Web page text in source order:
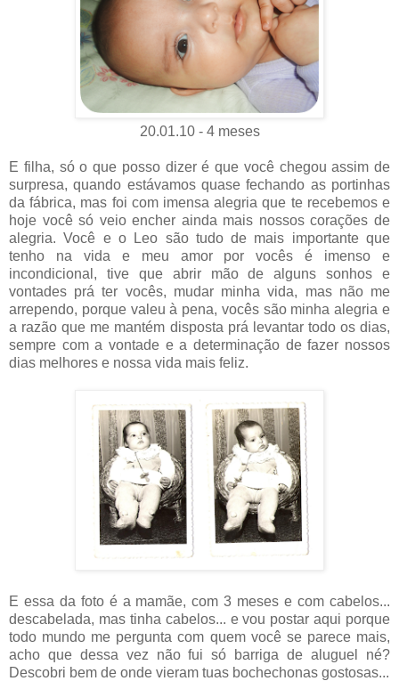
20.01.10 - 4 meses
E filha, só o que posso dizer é que você chegou assim de
surpresa, quando estávamos quase fechando as portinhas
da fábrica, mas foi com imensa alegria que te recebemos e
hoje você só veio encher ainda mais nossos corações de
alegria. Você e o Leo são tudo de mais importante que
tenho na vida e meu amor por vocês é imenso e
incondicional, tive que abrir mão de alguns sonhos e
vontades prá ter vocês, mudar minha vida, mas não me
arrependo, porque valeu à pena, vocês são minha alegria e
a razão que me mantém disposta prá levantar todo os dias,
sempre com a vontade e a determinação de fazer nossos
dias melhores e nossa vida mais feliz.
E essa da foto é a mamãe, com 3 meses e com cabelos...
descabelada, mas tinha cabelos... e vou postar aqui porque
todo mundo me pergunta com quem você se parece mais,
acho que dessa vez não fui só barriga de aluguel né?
Descobri bem de onde vieram tuas bochechonas gostosas...